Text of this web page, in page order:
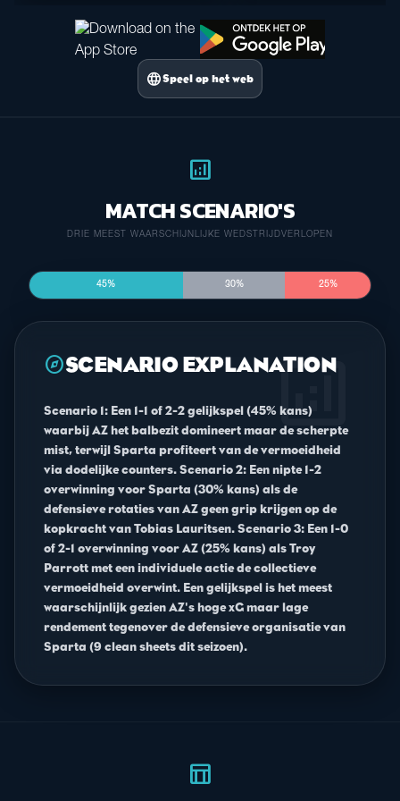
languageSpeel op het web
analytics
MATCH SCENARIO'S
DRIE MEEST WAARSCHIJNLIJKE WEDSTRIJDVERLOPEN
45% 30% 25%
analytics
exploreSCENARIO EXPLANATION
Scenario 1: Een 1-1 of 2-2 gelijkspel (45% kans)
waarbij AZ het balbezit domineert maar de scherpte
mist, terwijl Sparta profiteert van de vermoeidheid
via dodelijke counters. Scenario 2: Een nipte 1-2
overwinning voor Sparta (30% kans) als de
defensieve rotaties van AZ geen grip krijgen op de
kopkracht van Tobias Lauritsen. Scenario 3: Een 1-0
of 2-1 overwinning voor AZ (25% kans) als Troy
Parrott met een individuele actie de collectieve
vermoeidheid overwint. Een gelijkspel is het meest
waarschijnlijk gezien AZ's hoge xG maar lage
rendement tegenover de defensieve organisatie van
Sparta (9 clean sheets dit seizoen).
table_chart